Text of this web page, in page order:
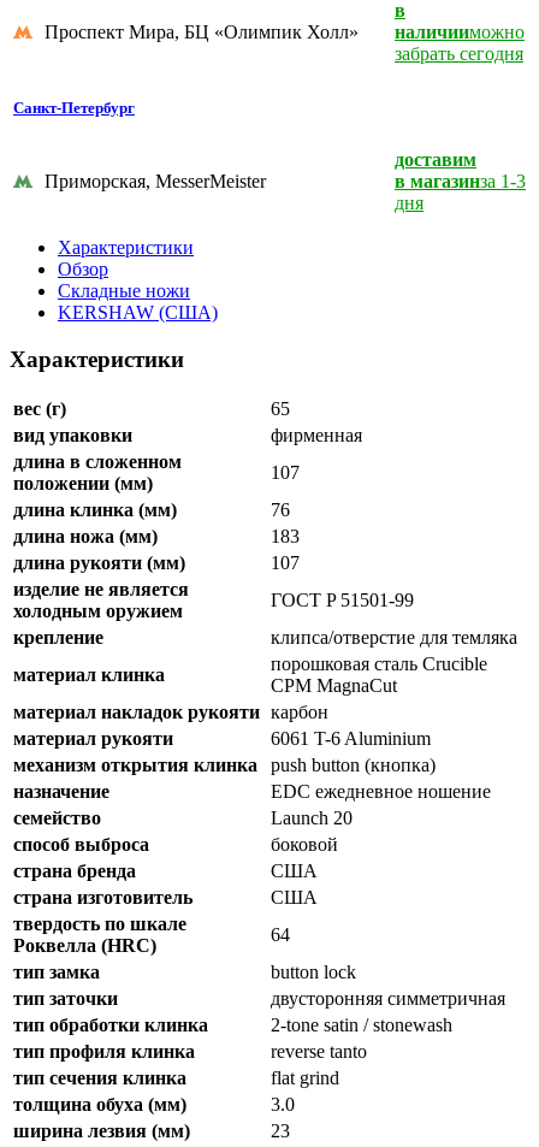
Проспект Мира, БЦ «Олимпик Холл»
в
наличииможно
забрать сегодня
Санкт-Петербург
Приморская, MesserMeister
доставим
в магазинза 1-3
дня
Характеристики
Обзор
Складные ножи
KERSHAW (США)
Характеристики
вес (г)
65
вид упаковки
фирменная
длина в сложенном
положении (мм)
107
длина клинка (мм)
76
длина ножа (мм)
183
длина рукояти (мм)
107
изделие не является
холодным оружием
ГОСТ P 51501-99
крепление
клипса/отверстие для темляка
материал клинка
порошковая сталь Crucible
CPM MagnaCut
материал накладок рукояти карбон
материал рукояти
6061 T-6 Aluminium
механизм открытия клинка
push button (кнопка)
назначение
EDC ежедневное ношение
семейство
Launch 20
способ выброса
боковой
страна бренда
США
страна изготовитель
США
твердость по шкале
Роквелла (HRC)
64
тип замка
button lock
тип заточки
двусторонняя симметричная
тип обработки клинка
2-tone satin / stonewash
тип профиля клинка
reverse tanto
тип сечения клинка
flat grind
толщина обуха (мм)
3.0
ширина лезвия (мм)
23